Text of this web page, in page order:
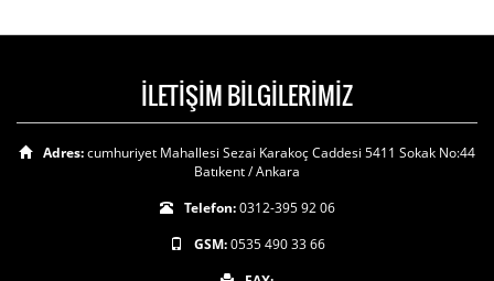
İLETİŞİM BİLGİLERİMİZ
Adres:cumhuriyet Mahallesi Sezai Karakoç Caddesi 5411 Sokak No:44
Batıkent / Ankara
Telefon:0312-395 92 06
GSM:0535 490 33 66